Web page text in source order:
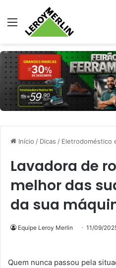
Menu
Início / Dicas / Eletrodoméstico
Lavadora de
melhor das
da sua
Equipe Leroy Merlin 11/09/
Quem nunca passou pela